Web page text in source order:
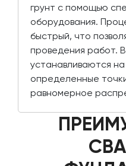
грунт с помощью
оборудования.
быстрый, что
проведения работ.
устанавливаются
определенные
равномерное